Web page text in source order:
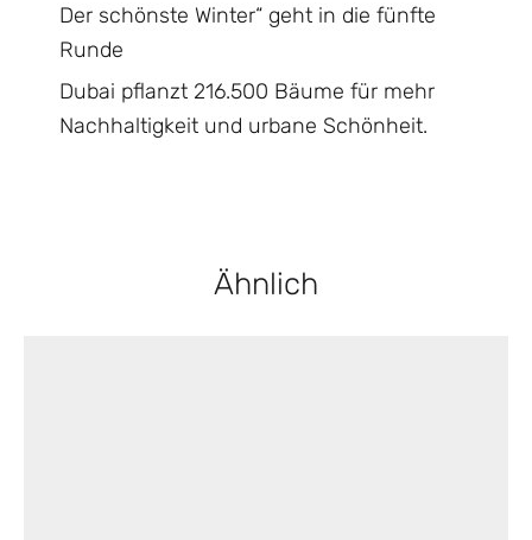
Der schönste Winter“ geht in die fünfte
Runde
Dubai pflanzt 216.500 Bäume für mehr
Nachhaltigkeit und urbane Schönheit.
Ähnlich